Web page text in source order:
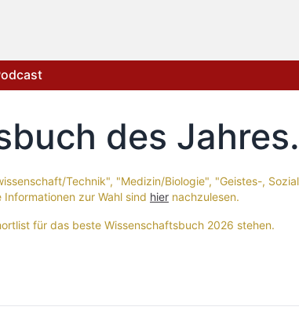
des Jahres
Technik", "Medizin/Biologie", "Geistes-,
zur Wahl sind hier nachzulesen.
für das beste Wissenschaftsbuch 2026 stehen.